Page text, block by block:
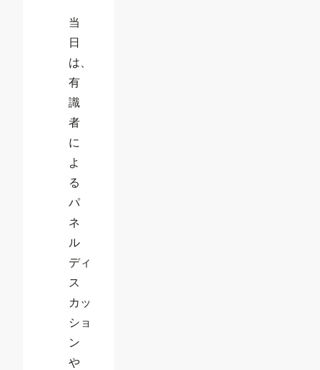
当
日
は、
有
識
者
に
よ
る
パ
ネ
ル
ディ
ス
カッ
ショ
ン
や